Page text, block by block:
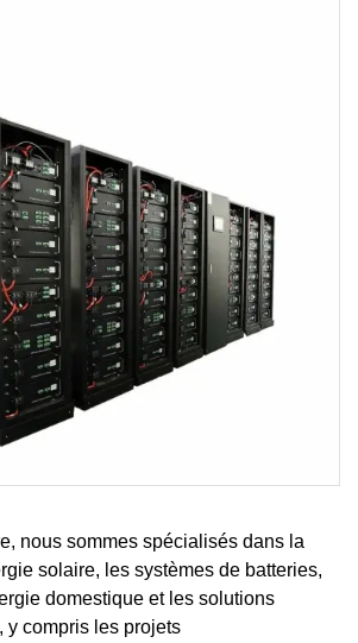
nous sommes spécialisés dans la
solaire, les systèmes de batteries,
domestique et les solutions
y compris les projets